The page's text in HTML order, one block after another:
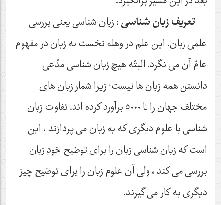
تعریف زبان شناسی: زبان شناسی یعنی بررسی
علمی زبان. این علم در وهله نخست به زبان در مفهوم
عامّ آن می نگرد. البتّه هیچ زبان شناسی مدّعی
دانستن همه زبان ها نیست؛ زیرا شمار زبان های
مختلف جهان را تا ٥٠٠٠ برآورد کرده اند. تفاوت زبان
شناسی با علوم دیگری که به زبان می پردازند ، این
است که زبان شناسی زبان را برای توضیح خودِ زبان
بررسی می کند ، ولی آن علوم زبان را برای توضیح چیز
دیگری به کار می گیرند.